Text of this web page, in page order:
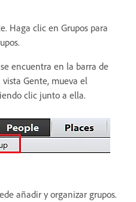
Haga clic en Grupos para
encuentra en la barra de
Gente, mueva el
clic junto a ella.
añadir y organizar grupos.